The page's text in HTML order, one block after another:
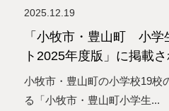
2025.12.19
「小牧市・豊山町 小学
ト2025年度版」に掲載さ
小牧市・豊山町の小学校19校
る「小牧市・豊山町小学生...